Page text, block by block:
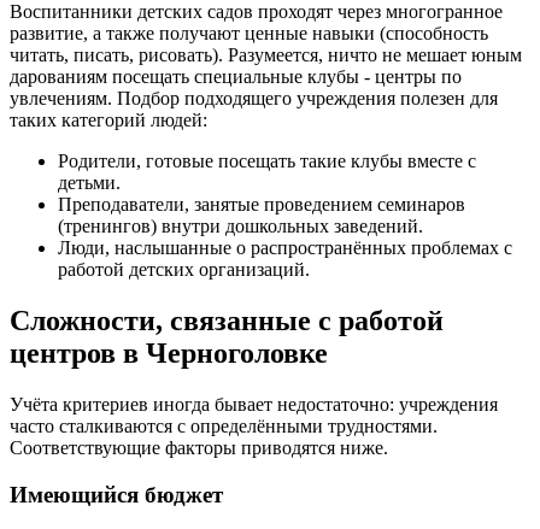
Воспитанники детских садов проходят через многогранное
развитие, а также получают ценные навыки (способность
читать, писать, рисовать). Разумеется, ничто не мешает юным
дарованиям посещать специальные клубы - центры по
увлечениям. Подбор подходящего учреждения полезен для
таких категорий людей:
Родители, готовые посещать такие клубы вместе с
детьми.
Преподаватели, занятые проведением семинаров
(тренингов) внутри дошкольных заведений.
Люди, наслышанные о распространённых проблемах с
работой детских организаций.
Сложности, связанные с работой
центров в Черноголовке
Учёта критериев иногда бывает недостаточно: учреждения
часто сталкиваются с определёнными трудностями.
Соответствующие факторы приводятся ниже.
Имеющийся бюджет